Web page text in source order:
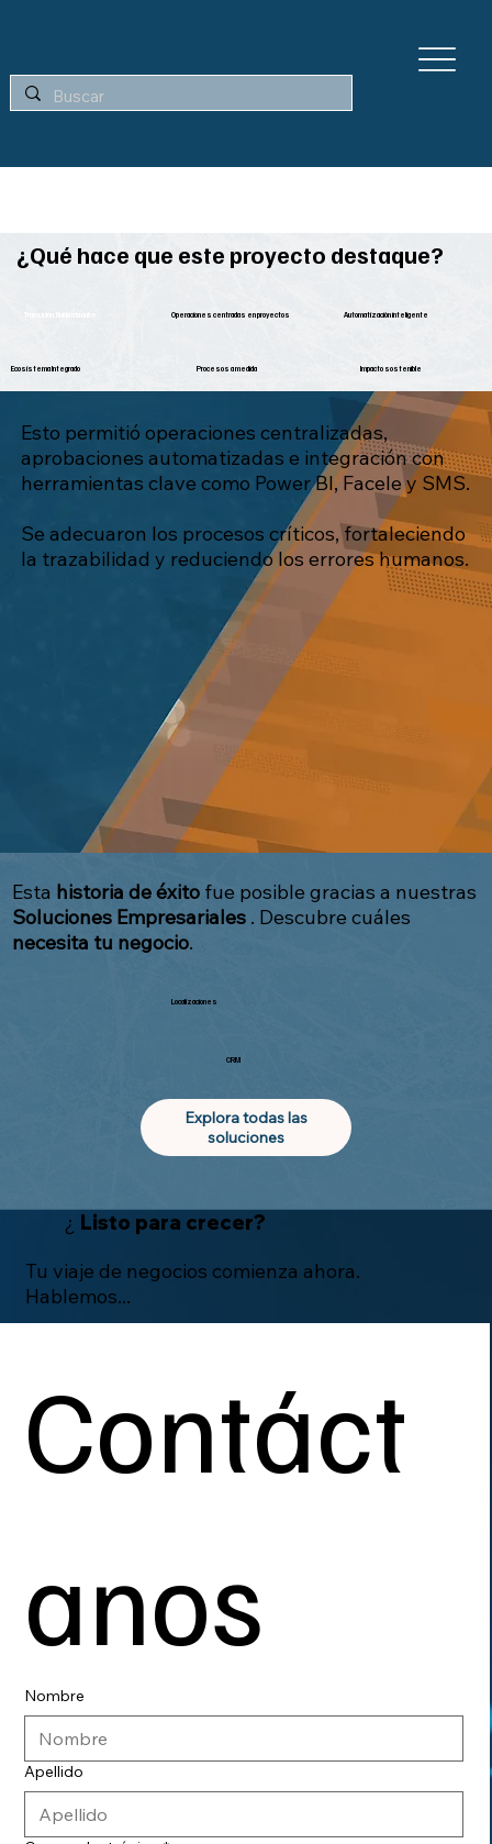
¿Qué hace que este proyecto destaque?
Transición fluida a la nube Operaciones centradas en proyectos Automatización inteligente
Ecosistema Integrado Procesos a medida Impacto sostenible
Esto permitió operaciones centralizadas,
aprobaciones automatizadas e integración con
herramientas clave como Power BI, Facele y SMS.
Se adecuaron los procesos críticos, fortaleciendo
la trazabilidad y reduciendo los errores humanos.
Esta historia de éxitofue posible gracias a nuestras
Soluciones Empresariales. Descubre cuáles
necesita tu negocio.
Localizaciones
CRM
Explora todas las
soluciones
¿ Listo para crecer?
Tu viaje de negocios comienza ahora.
Hablemos...
Contáct
anos
Nombre
Apellido